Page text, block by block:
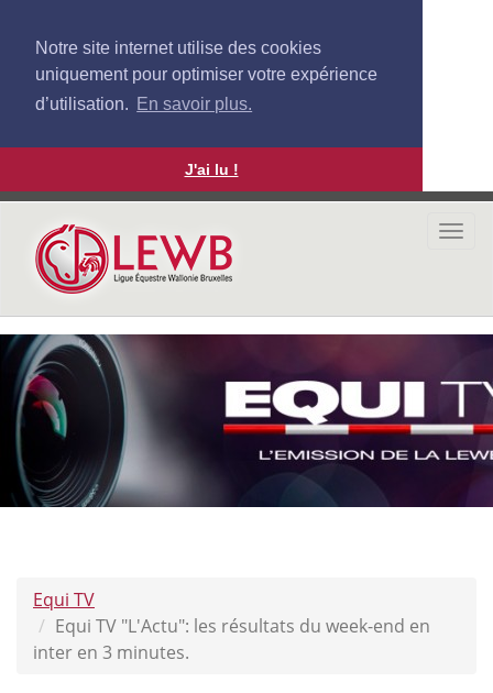
Notre site internet utilise des cookies
uniquement pour optimiser votre expérience
d’utilisation. En savoir plus.
J'ai lu !
Aller
contenu
principal
Equi TV
Equi TV "L'Actu": les résultats du week-end en
inter en 3 minutes.